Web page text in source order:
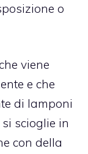
o
viene
e che
di lamponi
scioglie in
con della